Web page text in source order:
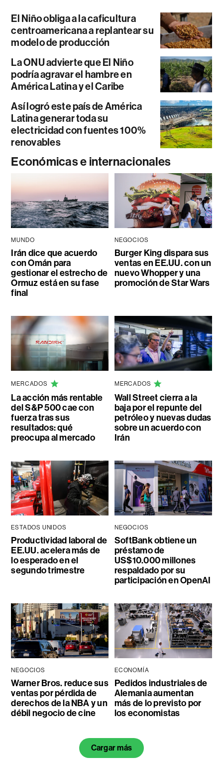
El Niño obliga a la caficultura
centroamericana a replantear su
modelo de producción
La ONU advierte que El Niño
podría agravar el hambre en
América Latina y el Caribe
Así logró este país de América
Latina generar toda su
electricidad con fuentes 100%
renovables
Económicas e internacionales
MUNDO
Irán dice que acuerdo
con Omán para
gestionar el estrecho de
Ormuz está en su fase
final
NEGOCIOS
Burger King dispara sus
ventas en EE.UU. con un
nuevo Whopper y una
promoción de Star Wars
MERCADOS
La acción más rentable
del S&P 500 cae con
fuerza tras sus
resultados: qué
preocupa al mercado
MERCADOS
Wall Street cierra a la
baja por el repunte del
petróleo y nuevas dudas
sobre un acuerdo con
Irán
ESTADOS UNIDOS
Productividad laboral de
EE.UU. acelera más de
lo esperado en el
segundo trimestre
NEGOCIOS
SoftBank obtiene un
préstamo de
US$10.000 millones
respaldado por su
participación en OpenAI
NEGOCIOS
Warner Bros. reduce sus
ventas por pérdida de
derechos de la NBA y un
débil negocio de cine
ECONOMÍA
Pedidos industriales de
Alemania aumentan
más de lo previsto por
los economistas
Cargar más